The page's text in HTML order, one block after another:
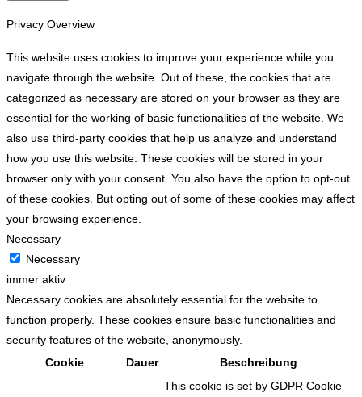
Privacy Overview
This website uses cookies to improve your experience while you
navigate through the website. Out of these, the cookies that are
categorized as necessary are stored on your browser as they are
essential for the working of basic functionalities of the website. We
also use third-party cookies that help us analyze and understand
how you use this website. These cookies will be stored in your
browser only with your consent. You also have the option to opt-out
of these cookies. But opting out of some of these cookies may affect
your browsing experience.
Necessary
Necessary
immer aktiv
Necessary cookies are absolutely essential for the website to
function properly. These cookies ensure basic functionalities and
security features of the website, anonymously.
Cookie
Dauer Beschreibung
This cookie is set by GDPR Cookie